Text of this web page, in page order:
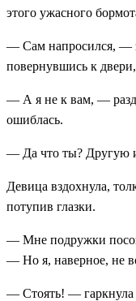
этого ужасного
— Сам напросился, —
повернувшись к
— А я не к вам, —
ошиблась.
— Да что ты? Другую
Девица вздохнула,
потупив глазки.
— Мне подружки
— Но я, наверное, не
— Стоять! —